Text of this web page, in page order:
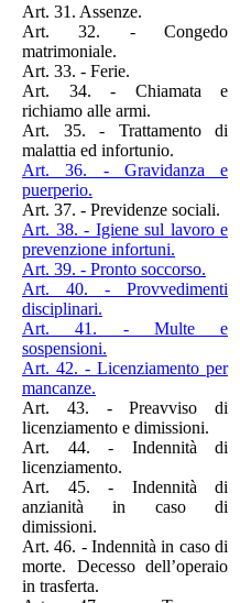
Art. 31. Assenze.
Art. 32. - Congedo
matrimoniale.
Art. 33. - Ferie.
Art. 34. - Chiamata e
richiamo alle armi.
Art. 35. - Trattamento di
malattia ed infortunio.
Art. 36. - Gravidanza e
puerperio.
Art. 37. - Previdenze sociali.
Art. 38. - Igiene sul lavoro e
prevenzione infortuni.
Art. 39. - Pronto soccorso.
Art. 40. - Provvedimenti
disciplinari.
Art. 41. - Multe e
sospensioni.
Art. 42. - Licenziamento per
mancanze.
Art. 43. - Preavviso di
licenziamento e dimissioni.
Art. 44. - Indennità di
licenziamento.
Art. 45. - Indennità di
anzianità in caso di
dimissioni.
Art. 46. - Indennità in caso di
morte. Decesso dell’operaio
in trasferta.